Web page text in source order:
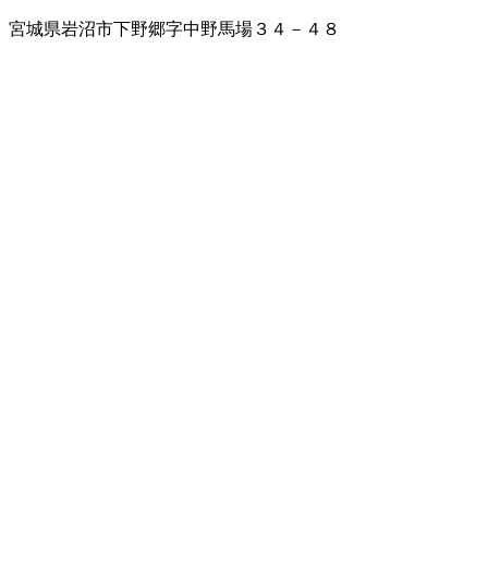
宮城県岩沼市下野郷字中野馬場３４－４８